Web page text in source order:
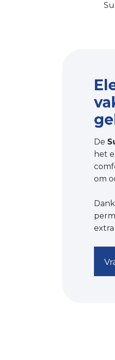
De
het
om